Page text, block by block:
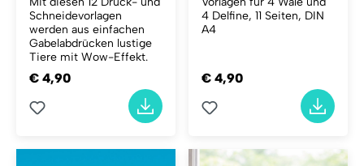
Schneidevorlagen
werden aus einfachen
Gabelabdrücken lustige
Tiere mit Wow-Effekt.
€ 4,90
4 Delfine, 11 Seiten, DIN
A4
€ 4,90